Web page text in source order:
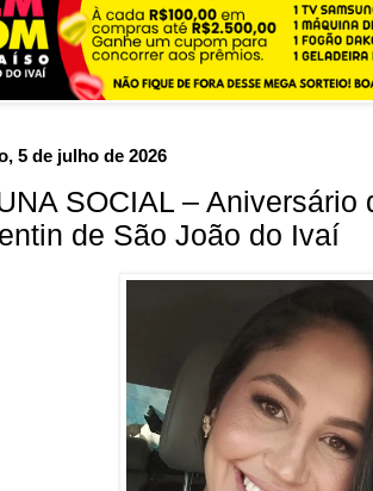
5 de julho de 2026
SOCIAL – Aniversário
de São João do Ivaí